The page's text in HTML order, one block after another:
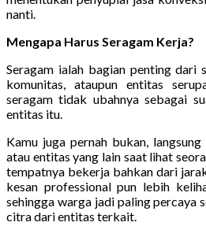
nanti.
Mengapa Harus Seragam Kerja?
Seragam ialah bagian penting dari
komunitas, ataupun entitas
seragam tidak ubahnya sebagai
entitas itu.
Kamu juga pernah bukan,
atau entitas yang lain saat lihat
tempatnya bekerja bahkan dari
kesan professional pun lebih
sehingga warga jadi paling percaya
citra dari entitas terkait.